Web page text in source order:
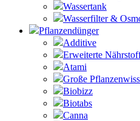
Wassertank
Wasserfilter &
Pflanzendünger
Additive
Erweiterte
Atami
Große
Biobizz
Biotabs
Canna